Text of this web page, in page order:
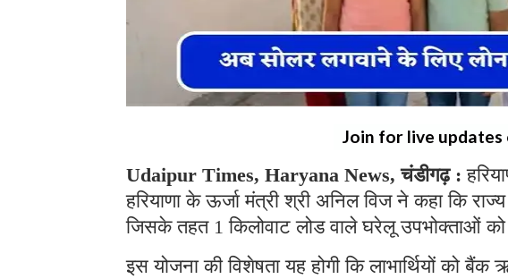
Join for live updates
Udaipur Times, Haryana News, चंडीगढ़ :
हरियाणा के ऊर्जा मंत्री श्री अनिल विज ने कहा कि
जिसके तहत 1 किलोवाट लोड वाले घरेलू उपभोक्ताओं को
इस योजना की विशेषता यह होगी कि लाभार्थियों को